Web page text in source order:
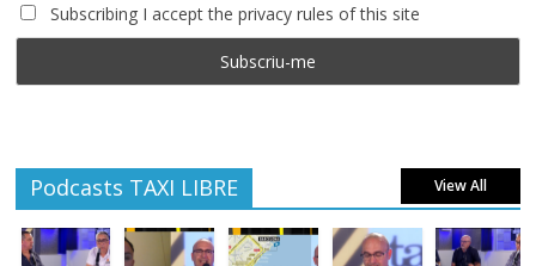
Subscribing I accept the privacy rules of this site
Podcasts TAXI LIBRE View All